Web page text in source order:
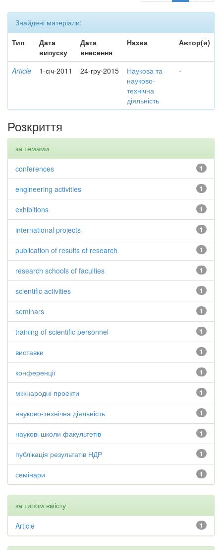
Знайдені матеріали:
Тип
Дата
випуску
Дата
внесення
Назва Автор(и)
Article 1-січ-2011 24-гру-2015
Наукова та
науково-
технічна
діяльність
-
Розкриття
за темами
1
conferences
1
engineering activities
1
exhibitions
1
international projects
1
publication of results of research
1
research schools of faculties
1
scientific activities
1
seminars
1
training of scientific personnel
1
виставки
1
конференції
1
міжнародні проекти
1
науково-технічна діяльність
1
наукові школи факультетів
1
публікація результатів НДР
1
семінари
за типом вмісту
1
Article